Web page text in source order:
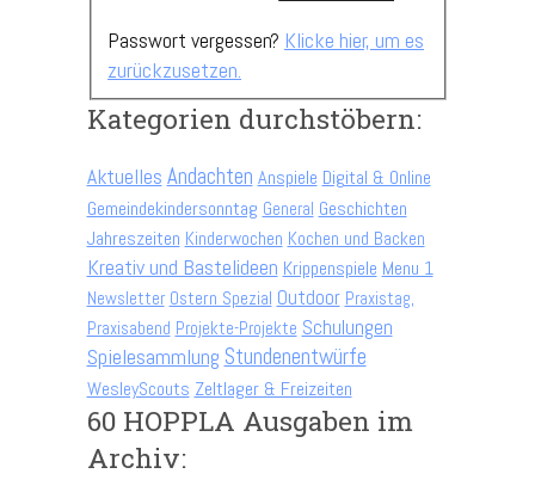
Passwort vergessen? Klicke hier, um es
zurückzusetzen.
Kategorien durchstöbern:
Aktuelles Andachten Anspiele Digital & Online
Gemeindekindersonntag General Geschichten
Jahreszeiten Kinderwochen Kochen und Backen
Kreativ und Bastelideen Krippenspiele Menu 1
Newsletter Ostern Spezial Outdoor Praxistag,
Praxisabend Projekte-Projekte Schulungen
Spielesammlung Stundenentwürfe
WesleyScouts Zeltlager & Freizeiten
60 HOPPLA Ausgaben im
Archiv: